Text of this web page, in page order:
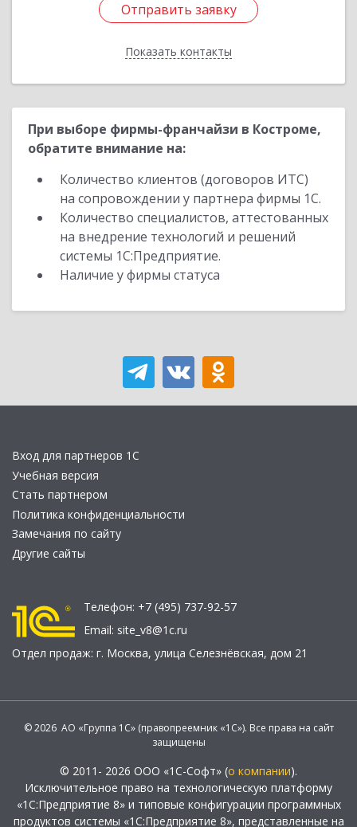
Отправить заявку
Показать контакты
Отправить заявку
Назад
При выборе фирмы-франчайзи в Костроме,
обратите внимание на:
Количество клиентов (договоров ИТС)
на сопровождении у партнера фирмы 1С.
Количество специалистов, аттестованных
на внедрение технологий и решений
системы 1С:Предприятие.
Наличие у фирмы статуса
Вход для партнеров 1С
Учебная версия
Стать партнером
Политика конфиденциальности
Замечания по сайту
Другие сайты
Телефон: +7 (495) 737-92-57
Email: site_v8@1c.ru
Отдел продаж: г. Москва, улица Селезнёвская, дом 21
© 2026 АО «Группа 1С» (правопреемник «1С»). Все права на сайт
защищены
© 2011- 2026 ООО «1С-Софт» (о компании).
Исключительное право на технологическую платформу
«1С:Предприятие 8» и типовые конфигурации программных
продуктов системы «1С:Предприятие 8», представленные на